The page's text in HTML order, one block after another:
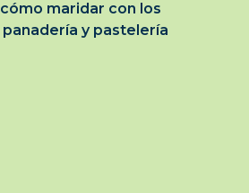
maridar con los
y pastelería